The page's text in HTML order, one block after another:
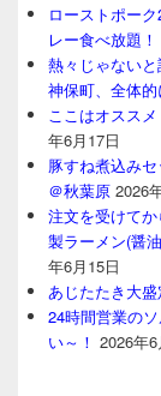
ローストポー
レー食べ放題！
熱々じゃない
神保町、全体的
ここはオスス
年6月17日
豚すね煮込み
＠秋葉原 2026
注文を受けて
製ラーメン(醤
年6月15日
あじたたき大
24時間営業の
い～！ 2026年6